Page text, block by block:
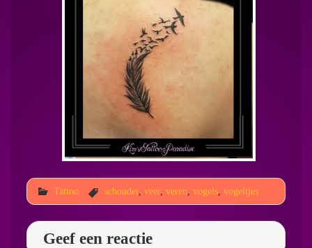
Tattoo schouder, veer, veren vogels, vogeltjes
Geef een reactie